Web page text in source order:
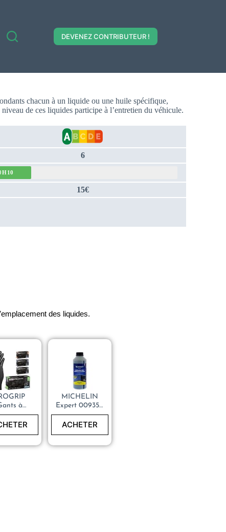
DEVENEZ CONTRIBUTEUR !
chacun à un liquide ou une huile spécifique,
de ces liquides participe à l’entretien du véhicule.
6
15€
des liquides.
à
usage
extra
MICHELIN
Expert 009356
Liquide De
Refroidissement
Litres
ACHETER